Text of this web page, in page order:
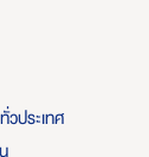
ประเทศ